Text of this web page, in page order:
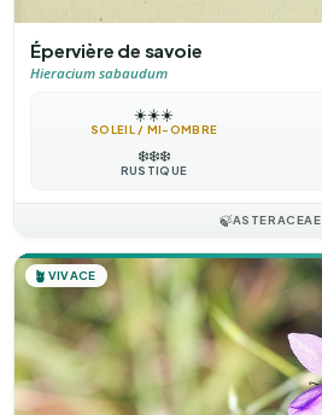
Épervière de savoie
Hieracium sabaudum
☀️☀️☀️
SOLEIL / MI-OMBRE
❄️❄️❄️
RUSTIQUE
🍃ASTERACEAE
🪴 VIVACE